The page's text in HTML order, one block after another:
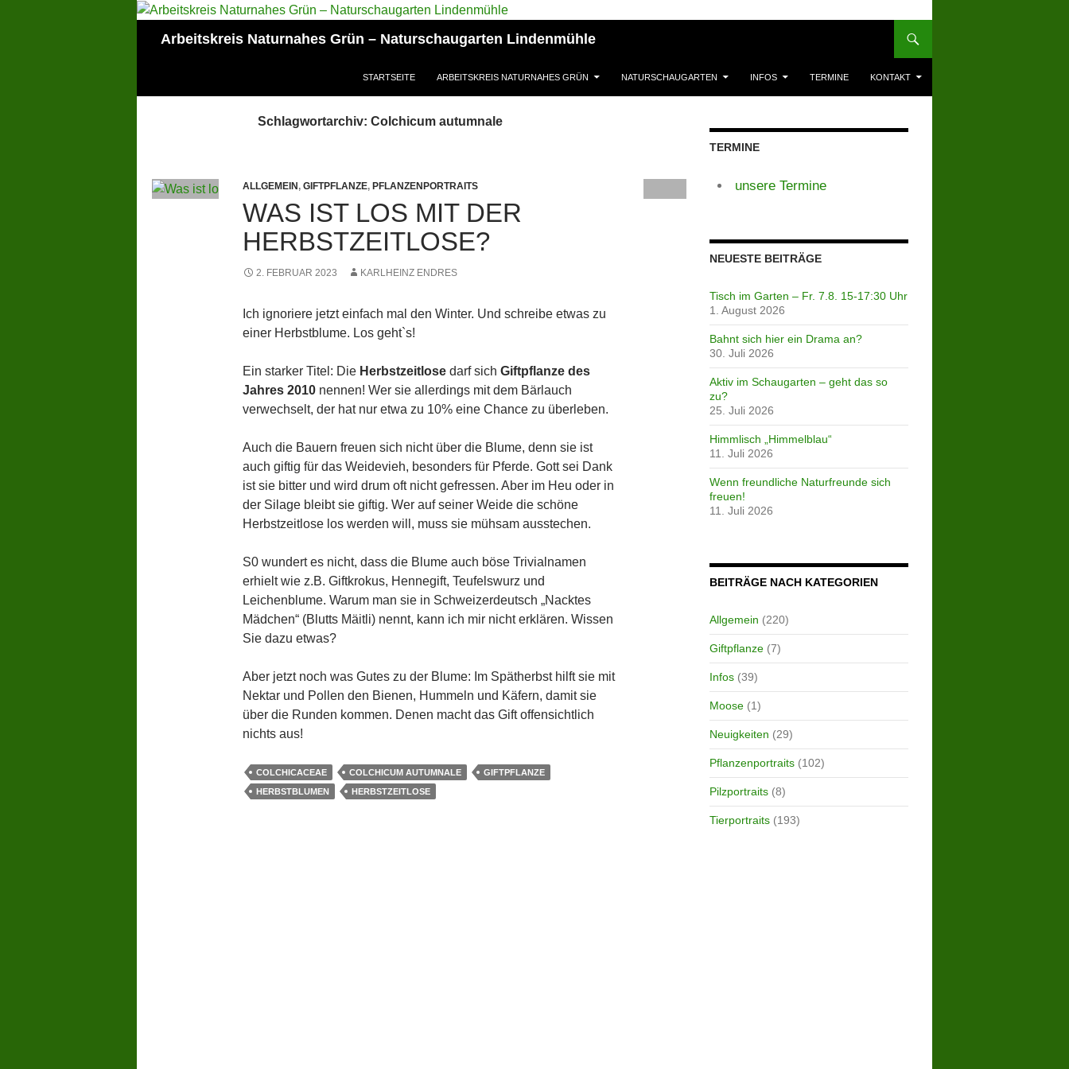
Arbeitskreis Naturnahes Grün – Naturschaugarten Lindenmühle
STARTSEITE ARBEITSKREIS NATURNAHES GRÜN NATURSCHAUGARTEN INFOS TERMINE KONTAKT
Schlagwortarchiv: Colchicum autumnale
ALLGEMEIN, GIFTPFLANZE, PFLANZENPORTRAITS
WAS IST LOS MIT DER
HERBSTZEITLOSE?
2. FEBRUAR 2023 KARLHEINZ ENDRES
Ich ignoriere jetzt einfach mal den Winter. Und schreibe etwas zu
einer Herbstblume. Los geht`s!
Ein starker Titel: Die Herbstzeitlosedarf sich Giftpflanze des
Jahres 2010nennen! Wer sie allerdings mit dem Bärlauch
verwechselt, der hat nur etwa zu 10% eine Chance zu überleben.
Auch die Bauern freuen sich nicht über die Blume, denn sie ist
auch giftig für das Weidevieh, besonders für Pferde. Gott sei Dank
ist sie bitter und wird drum oft nicht gefressen. Aber im Heu oder in
der Silage bleibt sie giftig. Wer auf seiner Weide die schöne
Herbstzeitlose los werden will, muss sie mühsam ausstechen.
S0 wundert es nicht, dass die Blume auch böse Trivialnamen
erhielt wie z.B. Giftkrokus, Hennegift, Teufelswurz und
Leichenblume. Warum man sie in Schweizerdeutsch „Nacktes
Mädchen“ (Blutts Mäitli) nennt, kann ich mir nicht erklären. Wissen
Sie dazu etwas?
Aber jetzt noch was Gutes zu der Blume: Im Spätherbst hilft sie mit
Nektar und Pollen den Bienen, Hummeln und Käfern, damit sie
über die Runden kommen. Denen macht das Gift offensichtlich
nichts aus!
COLCHICACEAE COLCHICUM AUTUMNALE
GIFTPFLANZE
HERBSTBLUMEN
HERBSTZEITLOSE
TERMINE
unsere Termine
NEUESTE BEITRÄGE
Tisch im Garten – Fr. 7.8. 15-17:30 Uhr
1. August 2026
Bahnt sich hier ein Drama an?
30. Juli 2026
Aktiv im Schaugarten – geht das so
zu?
25. Juli 2026
Himmlisch „Himmelblau“
11. Juli 2026
Wenn freundliche Naturfreunde sich
freuen!
11. Juli 2026
BEITRÄGE NACH KATEGORIEN
Allgemein (220)
Giftpflanze(7)
Infos(39)
Moose(1)
Neuigkeiten (29)
Pflanzenportraits(102)
Pilzportraits(8)
Tierportraits(193)